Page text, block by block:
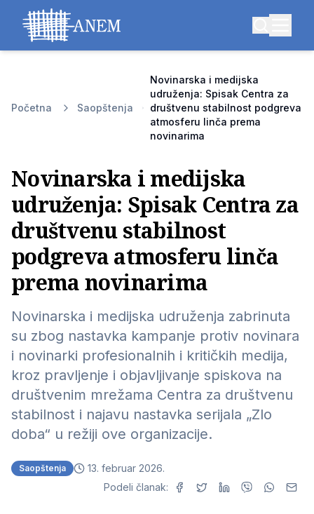
Početna Saopštenja
Novinarska i medijska
udruženja: Spisak Centra za
društvenu stabilnost podgreva
atmosferu linča prema
novinarima
Novinarska i medijska
udruženja: Spisak Centra za
društvenu stabilnost
podgreva atmosferu linča
prema novinarima
Novinarska i medijska udruženja zabrinuta
su zbog nastavka kampanje protiv novinara
i novinarki profesionalnih i kritičkih medija,
kroz pravljenje i objavljivanje spiskova na
društvenim mrežama Centra za društvenu
stabilnost i najavu nastavka serijala „Zlo
doba“ u režiji ove organizacije.
Saopštenja
13. februar 2026.
Podeli članak: